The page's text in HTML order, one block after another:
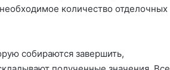
количество отделочных
собираются завершить,